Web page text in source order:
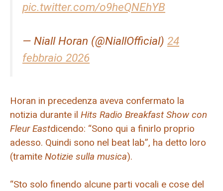
pic.twitter.com/o9heQNEhYB
— Niall Horan (@NiallOfficial) 24
febbraio 2026
Horan in precedenza aveva confermato la
notizia durante il Hits Radio Breakfast Show con
Fleur Eastdicendo: “Sono qui a finirlo proprio
adesso. Quindi sono nel beat lab”, ha detto loro
(tramite Notizie sulla musica).
“Sto solo finendo alcune parti vocali e cose del